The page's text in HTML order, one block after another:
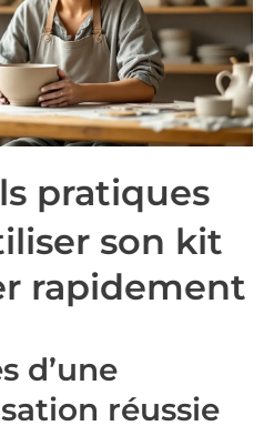
pratiques
son kit
rapidement
d’une
réussie